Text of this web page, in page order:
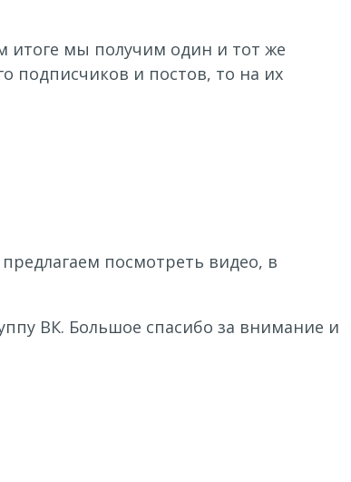
итоге мы получим один и тот же
подписчиков и постов, то на их
посмотреть видео, в
ВК. Большое спасибо за внимание и